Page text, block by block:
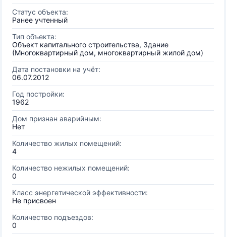
Статус объекта:
Ранее учтенный
Тип объекта:
Объект капитального строительства, Здание
(Многоквартирный дом, многоквартирный жилой дом)
Дата постановки на учёт:
06.07.2012
Год постройки:
1962
Дом признан аварийным:
Нет
Количество жилых помещений:
4
Количество нежилых помещений:
0
Класс энергетической эффективности:
Не присвоен
Количество подъездов:
0